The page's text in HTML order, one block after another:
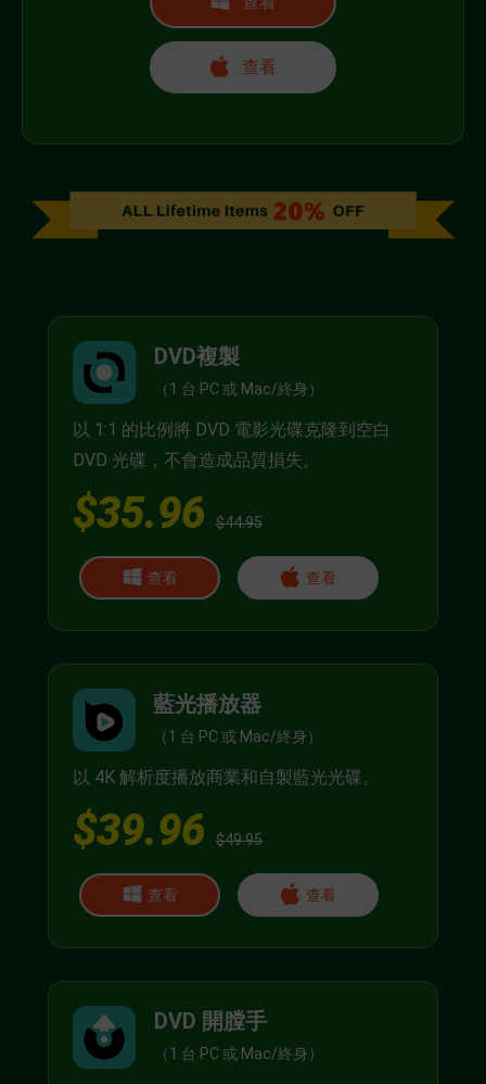
查看
DVD複製
（1 台 PC 或 Mac/終身）
以 1:1 的比例將 DVD 電影光碟克隆到空白
DVD 光碟，不會造成品質損失。
$35.96 $44.95
查看 查看
藍光播放器
（1 台 PC 或 Mac/終身）
以 4K 解析度播放商業和自製藍光光碟。
$39.96 $49.95
查看 查看
DVD 開膛手
（1 台 PC 或 Mac/終身）